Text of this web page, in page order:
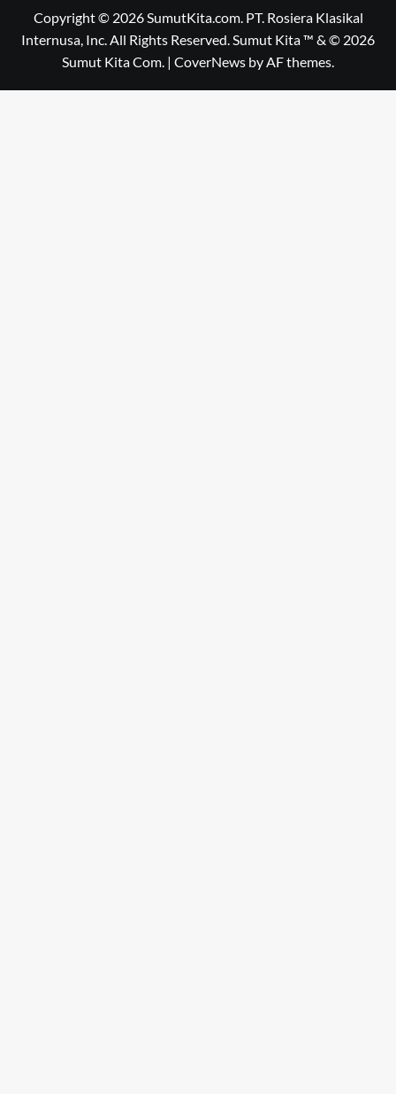
Copyright © 2026 SumutKita.com. PT. Rosiera Klasikal
Internusa, Inc. All Rights Reserved. Sumut Kita ™ & © 2026
Sumut Kita Com. | CoverNews by AF themes.